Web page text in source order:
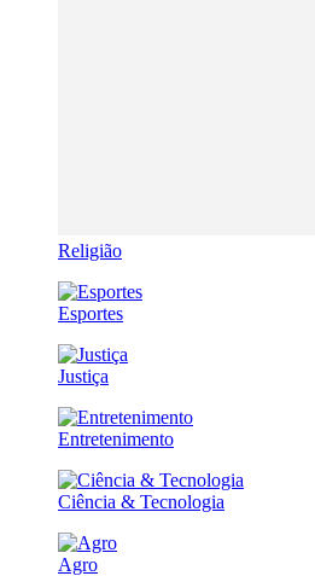
Religião
Esportes
Justiça
Entretenimento
Ciência & Tecnologia
Agro